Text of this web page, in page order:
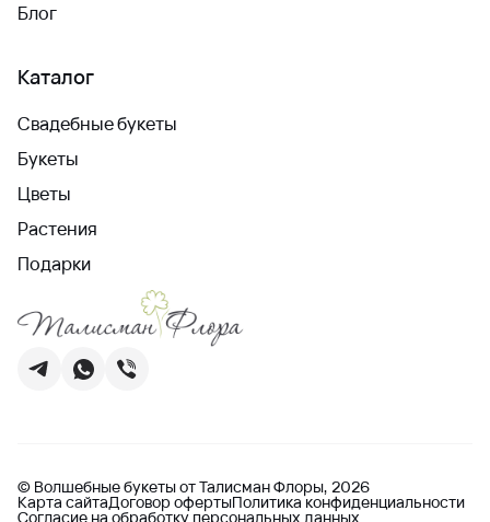
Блог
Каталог
Свадебные букеты
Букеты
Цветы
Растения
Подарки
© Волшебные букеты от Талисман Флоры, 2026
Карта сайтаДоговор офертыПолитика конфиденциальности
Согласие на обработку персональных данных